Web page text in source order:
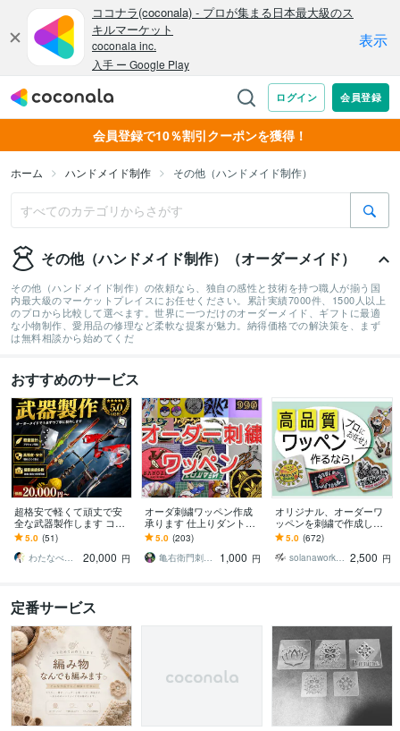
会員登録で10％割引クーポンを獲得！
ホーム ハンドメイド制作 その他（ハンドメイド制作）
その他（ハンドメイド制作）（オーダーメイド）
その他（ハンドメイド制作）の依頼なら、独自の感性と技術を持つ職人が揃う国
内最大級のマーケットプレイスにお任せください。累計実績7000件、1500人以上
のプロから比較して選べます。世界に一つだけのオーダーメイド、ギフトに最適
な小物制作、愛用品の修理など柔軟な提案が魅力。納得価格での解決策を、まず
は無料相談から始めてくだ
おすすめのサービス
超格安で軽くて頑丈で安
全な武器製作します コス
プレや舞台などでも使え
る武器をお作りします！
武器防具造形
5.0 (51)
わたなべせいや
20,000 円
オーダ刺繍ワッペン作成
承ります 仕上りダントツ
な亀右衛門刺しゅう工房
です。
5.0 (203)
亀右衛門刺しゅう工房
1,000 円
オリジナル、オーダーワ
ッペンを刺繍で作成しま
す 特別な一品を。絵柄や
図案、画像を刺繍ワッペ
ンでお作りします。
5.0 (672)
solanaworks ソラナワークス 2,500 円
定番サービス